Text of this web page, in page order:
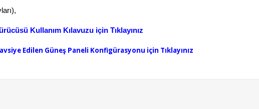
Kullanım Kılavuzu için Tıklayınız
Edilen Güneş Paneli Konfigürasyonu için Tıklayınız